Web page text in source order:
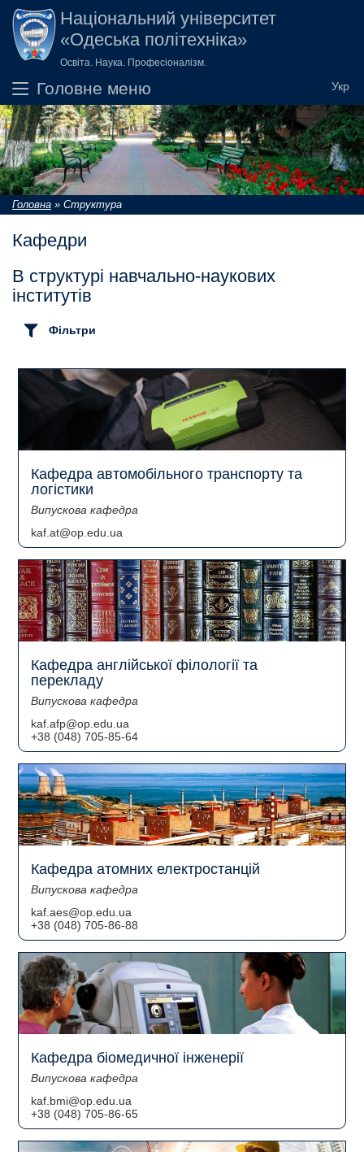
Перейти до основного вмісту
Національний університет
«Одеська політехніка»
Освіта. Наука. Професіоналізм.
Головне меню
Ви є тут
Головна » Структура
Кафедри
В структурі навчально-наукових
інститутів
Фільтри
Кафедра автомобільного транспорту та
логістики
Випускова кафедра
kaf.at@op.edu.ua
Кафедра англійської філології та
перекладу
Випускова кафедра
kaf.afp@op.edu.ua
+38 (048) 705-85-64
Кафедра атомних електростанцій
Випускова кафедра
kaf.aes@op.edu.ua
+38 (048) 705-86-88
Кафедра біомедичної інженерії
Випускова кафедра
kaf.bmi@op.edu.ua
+38 (048) 705-86-65